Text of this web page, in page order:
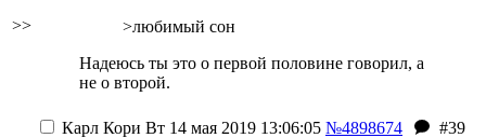
>>
>любимый сон
Надеюсь ты это о первой половине говорил, а
не о второй.
Карл Кори Вт 14 мая 2019 13:06:05 №4898674
#39